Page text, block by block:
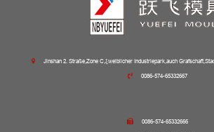
Jinshan 2. Straße,Zone C,ξweiblicher Industriepark,auch
0086-574-65332667
0086-574-65332666